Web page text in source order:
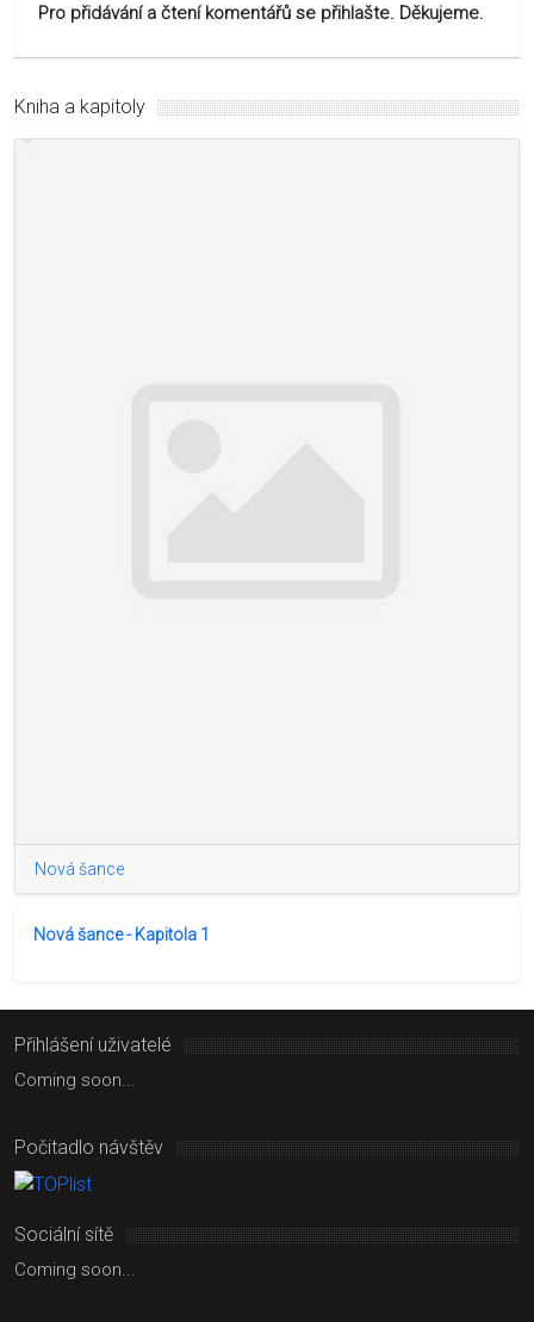
Pro přidávání a čtení komentářů se přihlašte. Děkujeme.
Kniha a kapitoly
Nová šance
Nová šance - Kapitola 1
Přihlášení uživatelé
Coming soon...
Počitadlo návštěv
Sociální sítě
Coming soon...